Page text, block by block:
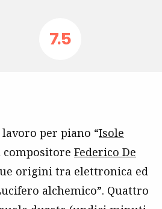
7.5
lavoro per piano “Isole
compositore Federico De
origini tra elettronica ed
alchemico”. Quattro